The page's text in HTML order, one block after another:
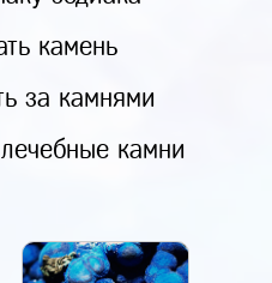
камень
за камнями
камни